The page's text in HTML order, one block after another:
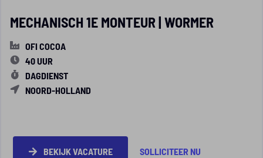
MECHANISCH 1E MONTEUR | WORMER
OFI COCOA
40 UUR
DAGDIENST
NOORD-HOLLAND
BEKIJK VACATURE SOLLICITEER NU